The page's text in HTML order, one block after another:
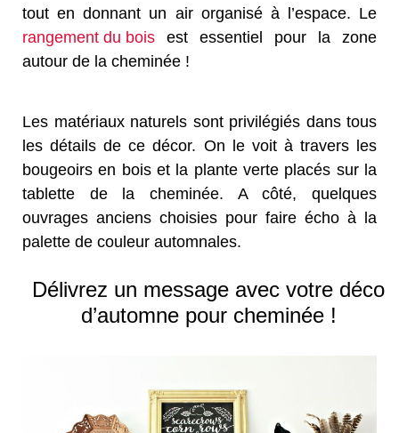
tout en donnant un air organisé à l’espace. Le
rangement du bois est essentiel pour la zone
autour de la cheminée !
Les matériaux naturels sont privilégiés dans tous
les détails de ce décor. On le voit à travers les
bougeoirs en bois et la plante verte placés sur la
tablette de la cheminée. A côté, quelques
ouvrages anciens choisies pour faire écho à la
palette de couleur automnales.
Délivrez un message avec votre déco
d’automne pour cheminée !